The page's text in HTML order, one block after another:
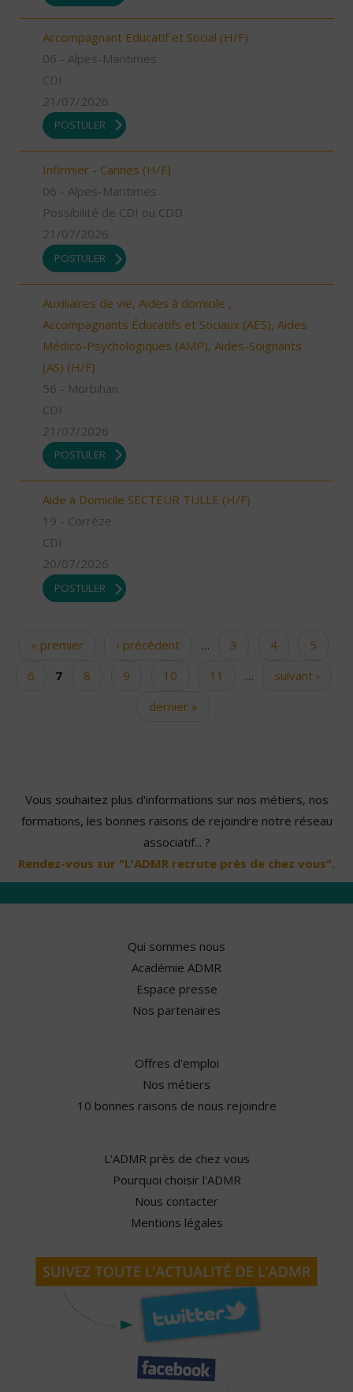
Accompagnant Educatif et Social (H/F)
06 - Alpes-Maritimes
CDI
21/07/2026
POSTULER
Infirmier - Cannes (H/F)
06 - Alpes-Maritimes
Possibilité de CDI ou CDD
21/07/2026
POSTULER
Auxiliaires de vie, Aides à domicile ,
Accompagnants Éducatifs et Sociaux (AES), Aides
Médico-Psychologiques (AMP), Aides-Soignants
(AS) (H/F)
56 - Morbihan
CDI
21/07/2026
POSTULER
Aide à Domicile SECTEUR TULLE (H/F)
19 - Corrèze
CDI
20/07/2026
POSTULER
Pages« premier ‹ précédent … 3 4
5
6
7 8 9 10 11 …
suivant ›
dernier »
Vous souhaitez plus d'informations sur nos métiers, nos
formations, les bonnes raisons de rejoindre notre réseau
associatif... ?
Rendez-vous sur "L'ADMR recrute près de chez vous".
Qui sommes nous
Académie ADMR
Espace presse
Nos partenaires
Offres d'emploi
Nos métiers
10 bonnes raisons de nous rejoindre
L'ADMR près de chez vous
Pourquoi choisir l'ADMR
Nous contacter
Mentions légales